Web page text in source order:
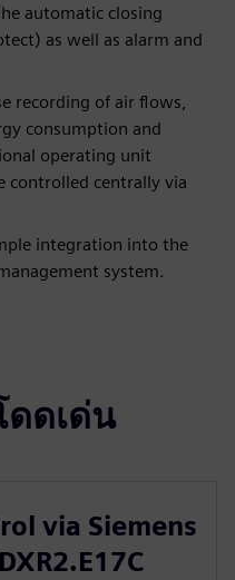
automatic closing
as well as alarm and
recording of air flows,
consumption and
operating unit
controlled centrally via
integration into the
system.
ดเด่น
via Siemens